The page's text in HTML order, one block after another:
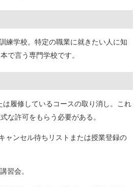
練学校。特定の職業に就きたい人に知
で言う専門学校です。
は履修しているコースの取り消し。これ
な許可をもらう必要がある。
ャンセル待ちリストまたは授業登録の
習会。